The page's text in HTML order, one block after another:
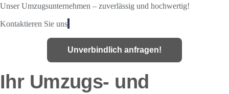
Unser Umzugsunternehmen – zuverlässig und hochwertig!
Kontaktieren Sie uns:
Unverbindlich anfragen!
Ihr Umzugs- und